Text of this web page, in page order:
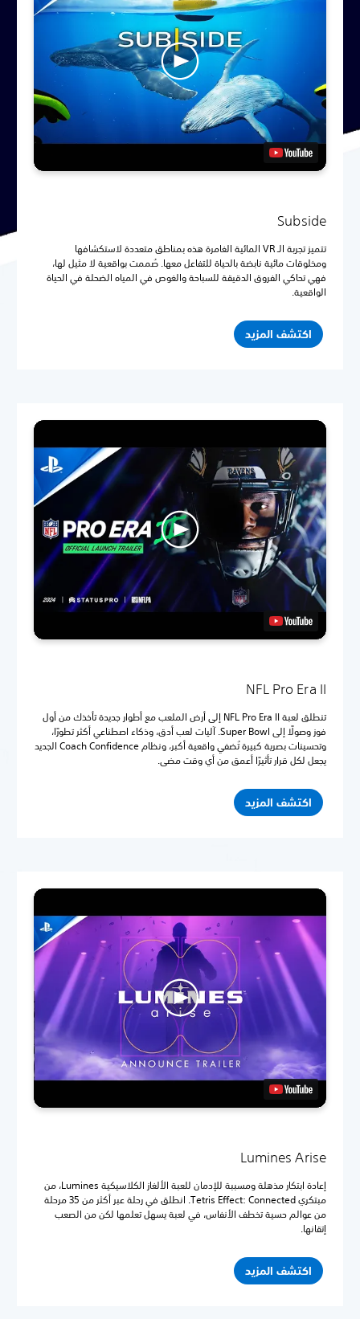
Subside
تتميز تجربة الـ VR المائية الغامرة هذه بمناطق متعددة لاستكشافها
ومخلوقات مائية نابضة بالحياة للتفاعل معها. صُممت بواقعية لا مثيل لها،
فهي تحاكي الفروق الدقيقة للسباحة والغوص في المياه الضحلة في الحياة
الواقعية.
اكتشف المزيد
NFL Pro Era II
تنطلق لعبة NFL Pro Era II إلى أرض الملعب مع أطوار جديدة تأخذك من أول
فوز وصولًا إلى Super Bowl. آليات لعب أدق، وذكاء اصطناعي أكثر تطورًا،
وتحسينات بصرية كبيرة تُضفي واقعية أكبر، ونظام Coach Confidence الجديد
يجعل لكل قرار تأثيرًا أعمق من أي وقت مضى.
اكتشف المزيد
Lumines Arise
إعادة ابتكار مذهلة ومسببة للإدمان للعبة الألغاز الكلاسيكية Lumines، من
مبتكري Tetris Effect: Connected. انطلق في رحلة عبر أكثر من 35 مرحلة
من عوالم حسية تخطف الأنفاس، في لعبة يسهل تعلمها لكن من الصعب
إتقانها.
اكتشف المزيد